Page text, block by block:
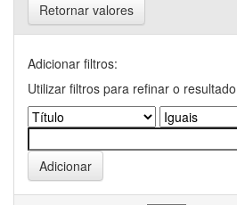
Retornar valores
Adicionar filtros:
Utilizar filtros para refinar o